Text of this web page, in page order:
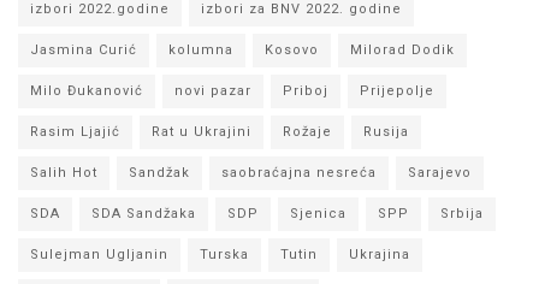
izbori 2022.godine izbori za BNV 2022. godine
Jasmina Curić kolumna Kosovo Milorad Dodik
Milo Đukanović novi pazar Priboj Prijepolje
Rasim Ljajić Rat u Ukrajini Rožaje Rusija
Salih Hot Sandžak saobraćajna nesreća Sarajevo
SDA SDA Sandžaka SDP Sjenica SPP Srbija
Sulejman Ugljanin Turska Tutin Ukrajina